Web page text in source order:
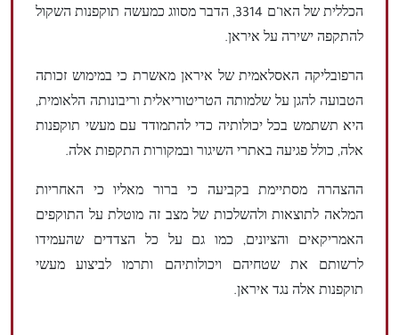
הכללית של האו"ם 3314, הדבר מסווג כמעשה תוקפנות השקול
להתקפה ישירה על איראן.
הרפובליקה האסלאמית של איראן מאשרת כי במימוש זכותה
הטבועה להגן על שלמותה הטריטוריאלית וריבונותה הלאומית,
היא תשתמש בכל יכולותיה כדי להתמודד עם מעשי תוקפנות
אלה, כולל פגיעה באתרי השיגור ובמקורות התקפות אלה.
ההצהרה מסתיימת בקביעה כי ברור מאליו כי האחריות
המלאה לתוצאות ולהשלכות של מצב זה מוטלת על התוקפים
האמריקאים והציונים, כמו גם על כל הצדדים שהעמידו
לרשותם את שטחיהם ויכולותיהם ותרמו לביצוע מעשי
תוקפנות אלה נגד איראן.